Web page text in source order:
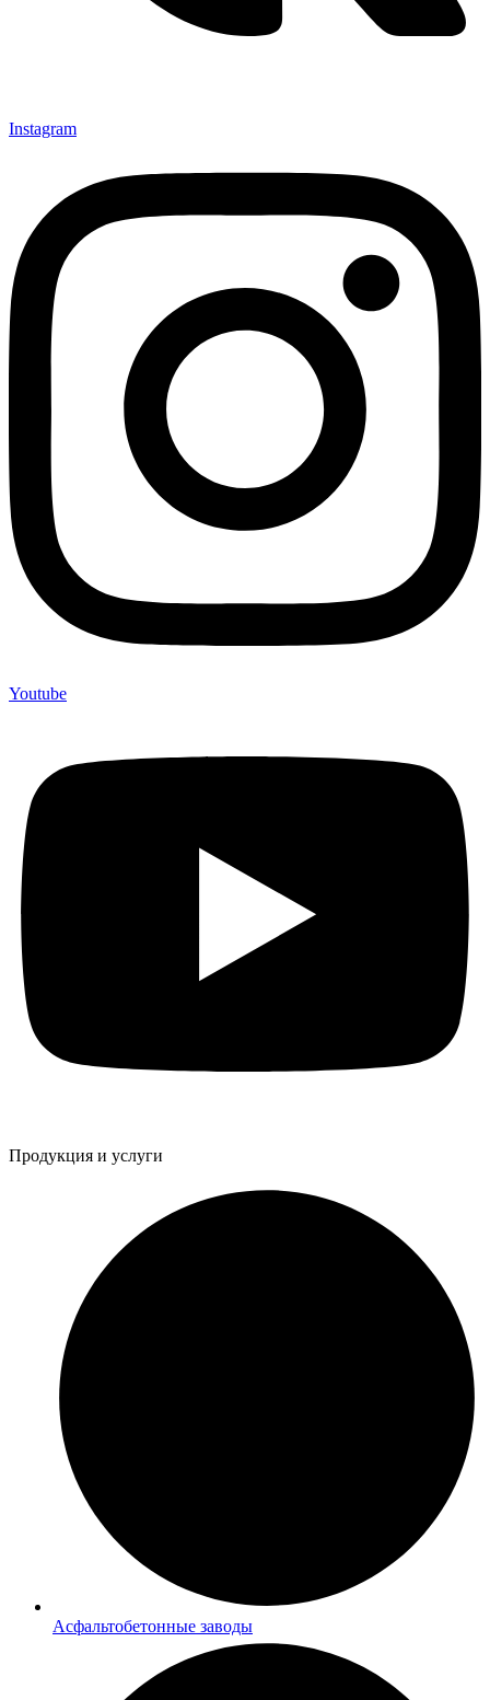
Instagram
Youtube
Продукция и услуги
Асфальтобетонные заводы